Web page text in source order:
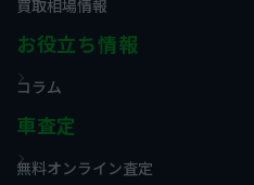
買取相場情報
お役立ち情報
コラム
車査定
無料オンライン査定